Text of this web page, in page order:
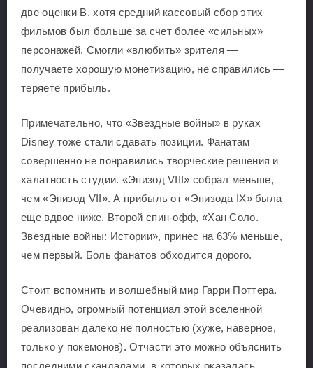
две оценки B, хотя средний кассовый сбор этих
фильмов был больше за счет более «сильных»
персонажей. Смогли «влюбить» зрителя —
получаете хорошую монетизацию, не справились —
теряете прибыль.
Примечательно, что «Звездные войны» в руках
Disney тоже стали сдавать позиции. Фанатам
совершенно не понравились творческие решения и
халатность студии. «Эпизод VIII» собрал меньше,
чем «Эпизод VII». А прибыль от «Эпизода IX» была
еще вдвое ниже. Второй спин-офф, «Хан Соло.
Звездные войны: Истории», принес на 63% меньше,
чем первый. Боль фанатов обходится дорого.
Стоит вспомнить и волшебный мир Гарри Поттера.
Очевидно, огромный потенциал этой вселенной
реализован далеко не полностью (хуже, наверное,
только у покемонов). Отчасти это можно объяснить
последними скандалами, в которых оказалась